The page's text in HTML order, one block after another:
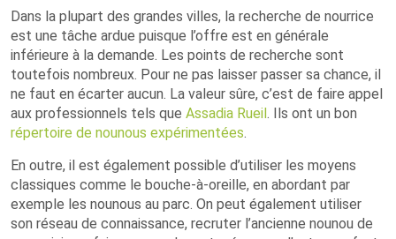
Dans la plupart des grandes villes, la recherche de nourrice
est une tâche ardue puisque l’offre est en générale
inférieure à la demande. Les points de recherche sont
toutefois nombreux. Pour ne pas laisser passer sa chance, il
ne faut en écarter aucun. La valeur sûre, c’est de faire appel
aux professionnels tels que Assadia Rueil. Ils ont un bon
répertoire de nounous expérimentées.
En outre, il est également possible d’utiliser les moyens
classiques comme le bouche-à-oreille, en abordant par
exemple les nounous au parc. On peut également utiliser
son réseau de connaissance, recruter l’ancienne nounou de